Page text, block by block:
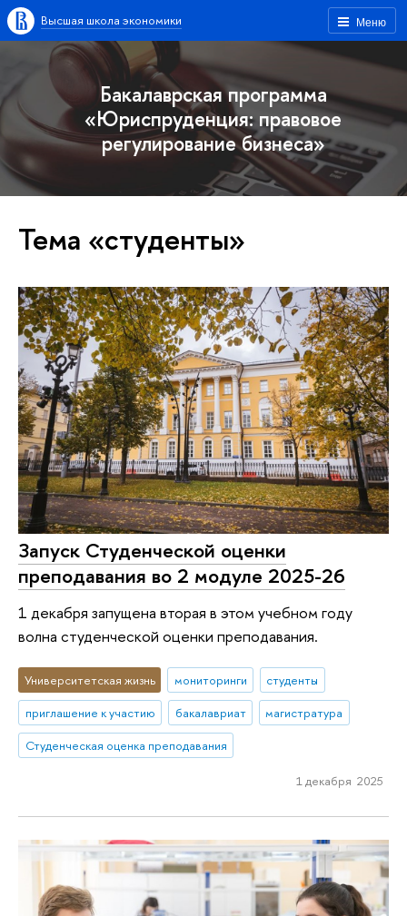
Меню
Высшая школа экономики
Бакалаврская программа
«Юриспруденция: правовое
регулирование бизнеса»
Тема «студенты»
Запуск Студенческой оценки
преподавания во 2 модуле 2025-26
1 декабря запущена вторая в этом учебном году
волна студенческой оценки преподавания.
Университетская жизнь мониторинги
студенты
приглашение к участию
бакалавриат
магистратура
Студенческая оценка преподавания
1 декабря 2025